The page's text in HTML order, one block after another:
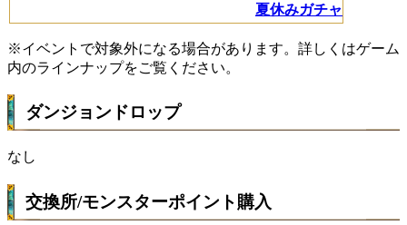
夏休みガチャ
※イベントで対象外になる場合があります。詳しくはゲーム
内のラインナップをご覧ください。
ダンジョンドロップ
なし
交換所/モンスターポイント購入